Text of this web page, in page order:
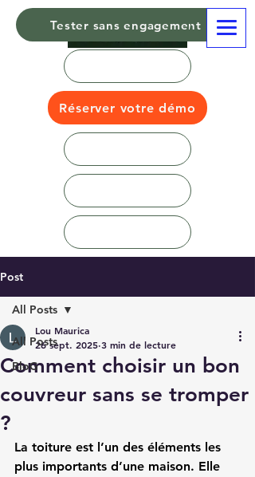
Tester sans engagement
Réserver votre démo
Post
All Posts
BloG
All Posts
Comment choisir un bon
couvreur sans se tromper
?
Lou Maurica
26 sept. 2025 3 min de lecture
La toiture est l’un des éléments les
plus importants d’une maison. Elle